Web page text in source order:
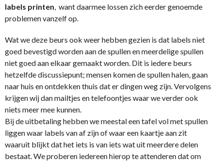
labels printen, want daarmee lossen zich eerder genoemde
problemen vanzelf op.
Wat we deze beurs ook weer hebben gezien is dat labels niet
goed bevestigd worden aan de spullen en meerdelige spullen
niet goed aan elkaar gemaakt worden. Dit is iedere beurs
hetzelfde discussiepunt; mensen komen de spullen halen, gaan
naar huis en ontdekken thuis dat er dingen weg zijn. Vervolgens
krijgen wij dan mailtjes en telefoontjes waar we verder ook
niets meer mee kunnen.
Bij de uitbetaling hebben we meestal een tafel vol met spullen
liggen waar labels van af zijn of waar een kaartje aan zit
waaruit blijkt dat het iets is van iets wat uit meerdere delen
bestaat. We proberen iedereen hierop te attenderen dat om